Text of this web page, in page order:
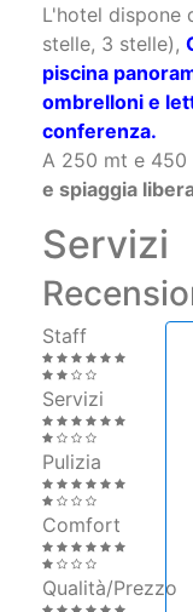
L'hotel dispone
stelle, 3 stelle),
piscina
ombrelloni e
conferenza.
A 250 mt e 450
e spiaggia
Servizi
Staff
Servizi
Pulizia
Comfort
Qualità/Prezzo